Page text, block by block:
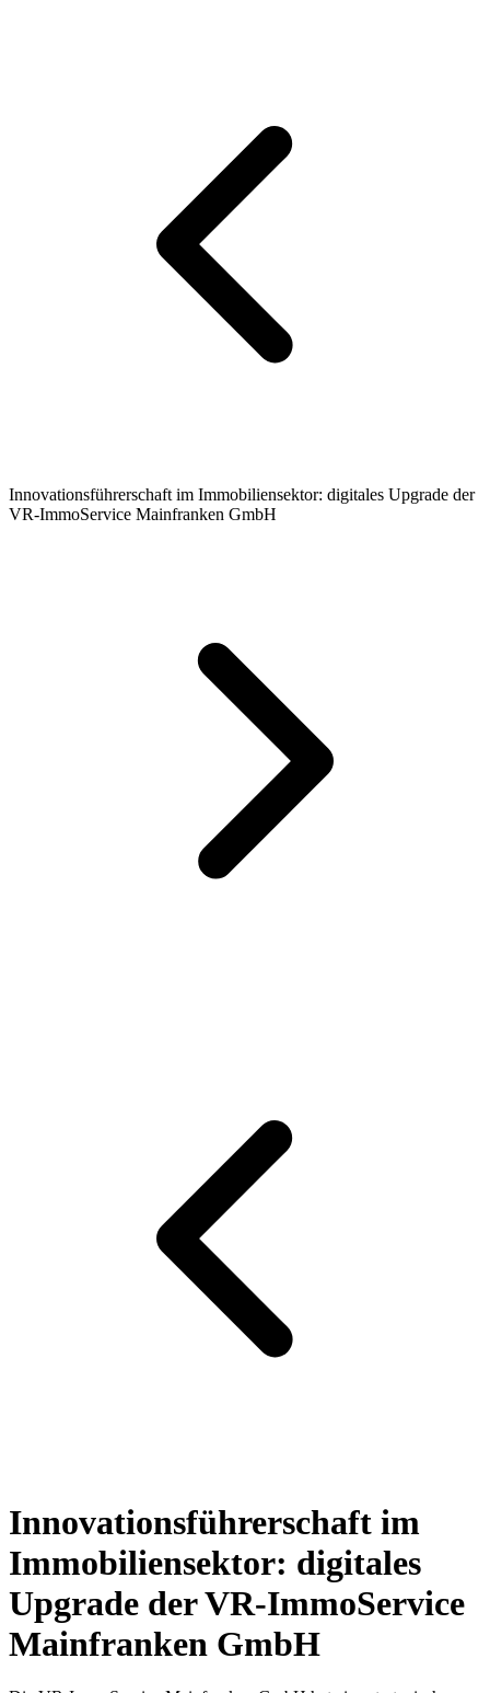
Innovationsführerschaft im Immobiliensektor: digitales Upgrade der
VR-ImmoService Mainfranken GmbH
Innovationsführerschaft im
Immobiliensektor: digitales
Upgrade der VR-ImmoService
Mainfranken GmbH